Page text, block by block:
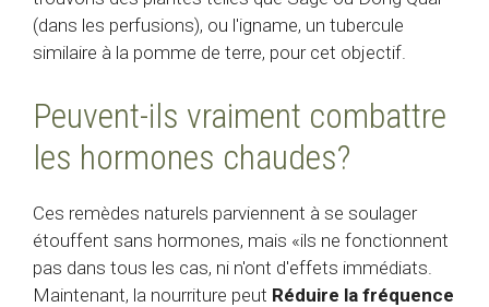
(dans les perfusions), ou l'igname, un tubercule
similaire à la pomme de terre, pour cet objectif.
Peuvent-ils vraiment combattre
les hormones chaudes?
Ces remèdes naturels parviennent à se soulager
étouffent sans hormones, mais «ils ne fonctionnent
pas dans tous les cas, ni n'ont d'effets immédiats.
Maintenant, la nourriture peut Réduire la fréquence